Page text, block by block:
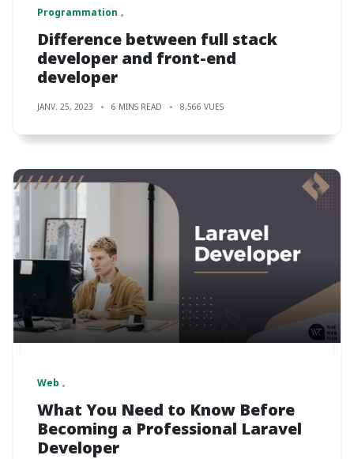
Programmation
Difference between full stack
developer and front-end
developer
JANV. 25, 2023 6 MINS READ 8,566 VUES
Web
What You Need to Know Before
Becoming a Professional Laravel
Developer